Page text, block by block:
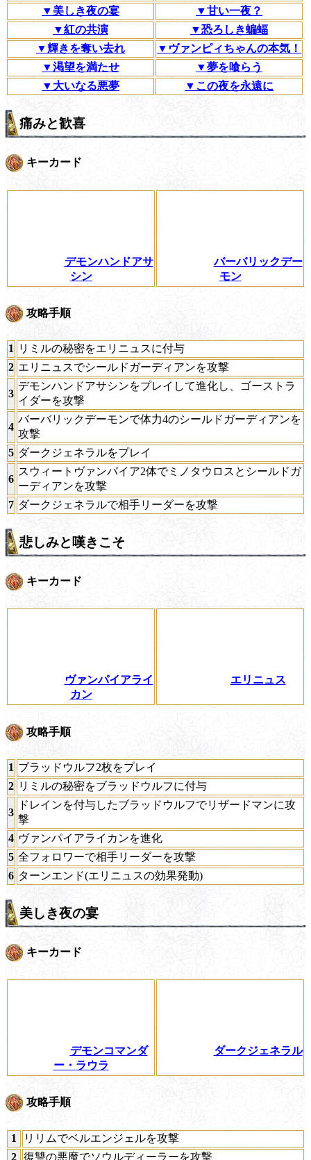
▼美しき夜の宴
▼甘い一夜？
▼紅の共演
▼恐ろしき蝙蝠
▼輝きを奪い去れ
▼ヴァンピィちゃんの本気！
▼渇望を満たせ
▼夢を喰らう
▼大いなる悪夢
▼この夜を永遠に
痛みと歓喜
キーカード
デモンハンドアサ
シン
バーバリックデー
モン
攻略手順
1
リミルの秘密をエリニュスに付与
2 エリニュスでシールドガーディアンを攻撃
3
デモンハンドアサシンをプレイして進化し、ゴーストラ
イダーを攻撃
4
バーバリックデーモンで体力4のシールドガーディアンを
攻撃
5 ダークジェネラルをプレイ
6
スウィートヴァンパイア2体でミノタウロスとシールドガ
ーディアンを攻撃
7 ダークジェネラルで相手リーダーを攻撃
悲しみと嘆きこそ
キーカード
ヴァンパイアライ
カン
エリニュス
攻略手順
1 ブラッドウルフ2枚をプレイ
2 リミルの秘密をブラッドウルフに付与
3
ドレインを付与したブラッドウルフでリザードマンに攻
撃
4 ヴァンパイアライカンを進化
5 全フォロワーで相手リーダーを攻撃
6 ターンエンド(エリニュスの効果発動)
美しき夜の宴
キーカード
デモンコマンダ
ー・ラウラ
ダークジェネラル
攻略手順
1
リリムでベルエンジェルを攻撃
2 復讐の悪魔でソウルディーラーを攻撃